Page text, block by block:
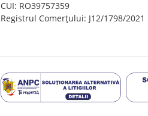
CUI: RO39757359
Registrul Comerțului: J12/1798/2021